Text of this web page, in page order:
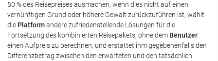
50 % des Reisepreises ausmachen, wenn dies nicht auf einen
vernünftigen Grund oder höhere Gewalt zurückzuführen ist, wählt
die Platformandere zufriedenstellende Lösungen für die
Fortsetzung des kombinierten Reisepakets, ohne dem Benutzer
einen Aufpreis zu berechnen, und erstattet ihm gegebenenfalls den
Differenzbetrag zwischen den erwarteten und den tatsächlich